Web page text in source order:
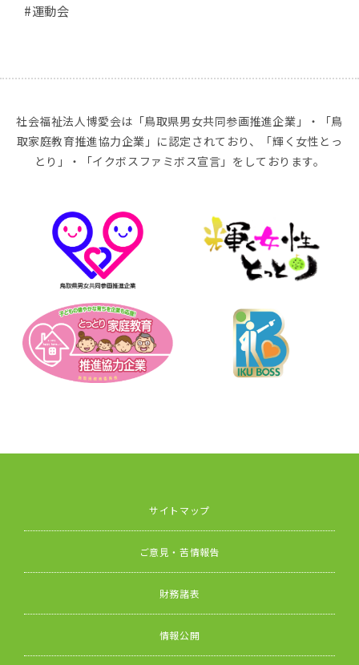
#運動会
社会福祉法人博愛会は「鳥取県男女共同参画推進企業」・「鳥
取家庭教育推進協力企業」に認定されており、「輝く女性とっ
とり」・「イクボスファミボス宣言」をしております。
サイトマップ
ご意見・苦情報告
財務諸表
情報公開